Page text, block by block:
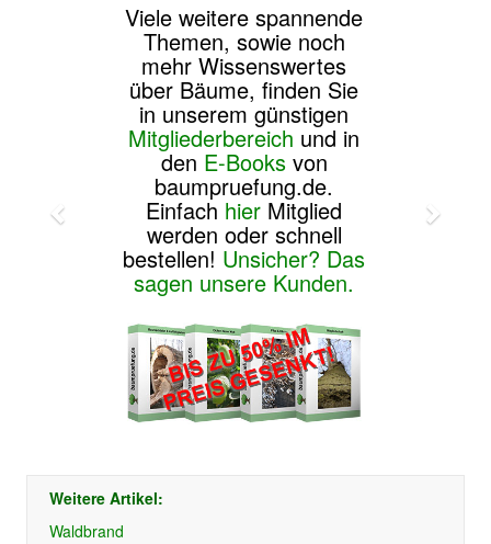
Viele weitere spannende
Themen, sowie noch
mehr Wissenswertes
über Bäume, finden Sie
in unserem günstigen
Mitgliederbereich und in
den E-Booksvon
baumpruefung.de.
Einfach hier Mitglied
werden oder schnell
bestellen! Unsicher? Das
sagen unsere Kunden.
Weitere Artikel:
Waldbrand